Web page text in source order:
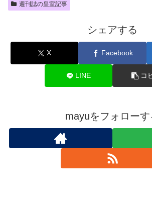
週刊誌の皇室記事
シェアする
X Facebook
LINE コ
mayuをフォローす